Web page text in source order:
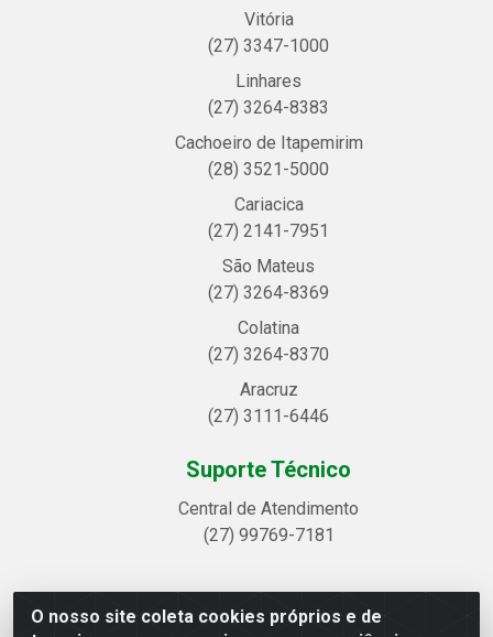
O nosso site coleta cookies próprios e de
Vitória
(27) 3347-1000
Linhares
(27) 3264-8383
Cachoeiro de Itapemirim
(28) 3521-5000
Cariacica
(27) 2141-7951
São Mateus
(27) 3264-8369
Colatina
(27) 3264-8370
Aracruz
(27) 3111-6446
Suporte Técnico
Central de Atendimento
(27) 99769-7181
Linhavix Distribuidora LTDA - Avenida Alegre, 2521 -